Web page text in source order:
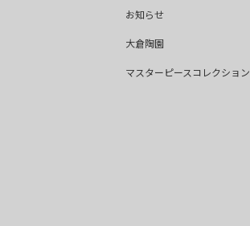
お知らせ
大倉陶園
マスターピースコレクション